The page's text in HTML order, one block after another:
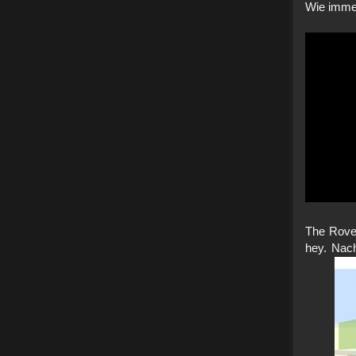
Wie
The
hey.